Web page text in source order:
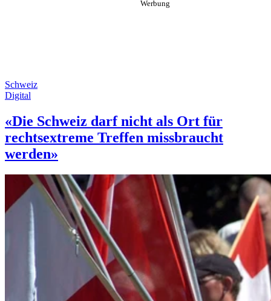
Schweiz
Digital
«Die Schweiz darf nicht als Ort für
rechtsextreme Treffen missbraucht
werden»